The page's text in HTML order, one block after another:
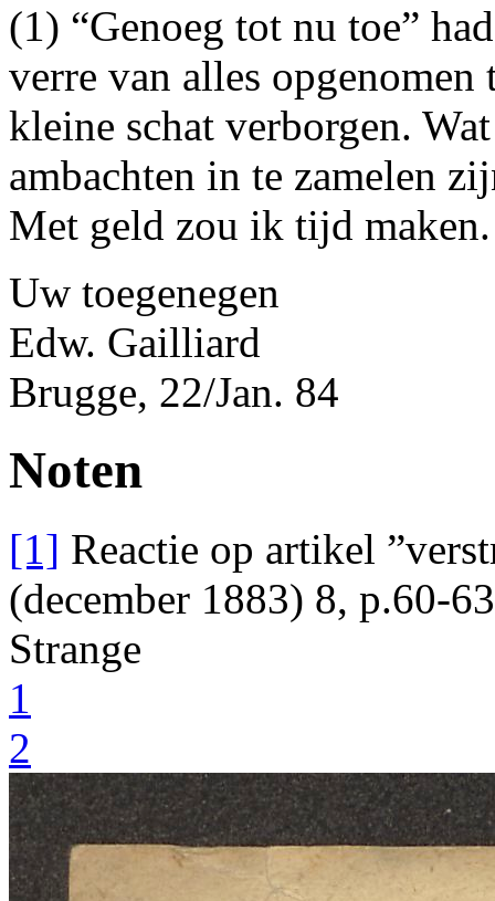
(1) “Genoeg tot nu toe”
verre van alles
kleine schat verborgen.
ambachten in te zamelen
Met geld zou ik tijd maken.
Uw toegenegen
Edw. Gailliard
Brugge, 22/Jan. 84
Noten
[1] Reactie op artikel
(december 1883) 8, p.60-
Strange
1
2